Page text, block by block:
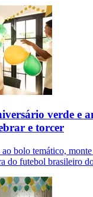
verde e
e torcer
bolo temático,
do futebol brasileiro